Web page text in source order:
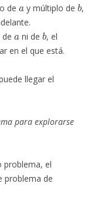
de
y múltiplo de
,
a
ni de
, el
en el que está.
llegar el
para explorarse
problema, el
problema de